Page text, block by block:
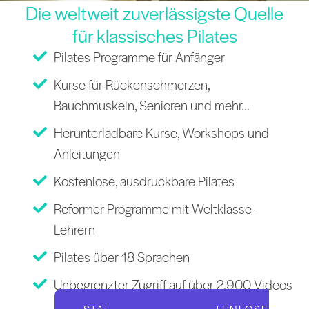
Die weltweit zuverlässigste Quelle
für klassisches Pilates
Pilates Programme für Anfänger
Kurse für Rückenschmerzen,
Bauchmuskeln, Senioren und mehr...
Herunterladbare Kurse, Workshops und
Anleitungen
Kostenlose, ausdruckbare Pilates
Reformer-Programme mit Weltklasse-
Lehrern
Pilates über 18 Sprachen
Unbegrenzter Zugriff auf über 2.900 Videos